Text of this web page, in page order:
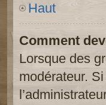
Haut
Comment
Lorsque des
modérateur.